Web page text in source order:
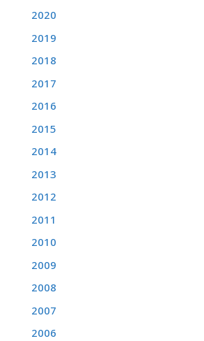
2020
2019
2018
2017
2016
2015
2014
2013
2012
2011
2010
2009
2008
2007
2006